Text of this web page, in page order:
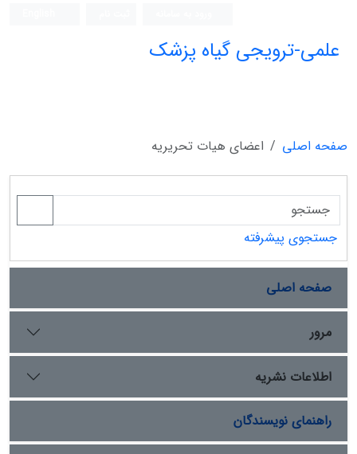
علمی-ترویجی گیاه پزشک
صفحه اصلی اعضای هیات تحریریه
جستجوی پیشرفته
صفحه اصلی
مرور
اطلاعات نشریه
راهنمای نویسندگان